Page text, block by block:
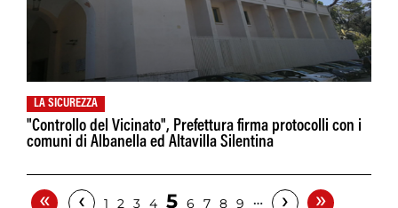
LA SICUREZZA
"Controllo del Vicinato", Prefettura firma protocolli con i
comuni di Albanella ed Altavilla Silentina
« ‹ 1 2 3 4 5 6 7 8 9 … › »